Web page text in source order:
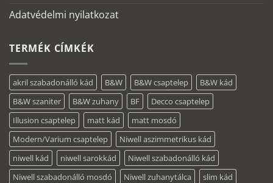
Adatvédelmi nyilatkozat
TERMÉK CÍMKÉK
akril szabadonálló kád B&W B&W csaptelep
B&W kád
B&W szaniter
B&W zuhany BF
Decco csaptelep
Illusion csaptelep
matt kád
matt mosdó
Modern/Varium csaptelep
Niwell aszimmetrikus kád
niwell kád
niwell sarokkád
Niwell szabadonálló kád
Niwell szabadonálló mosdó
Niwell zuhanytálca
slim kád